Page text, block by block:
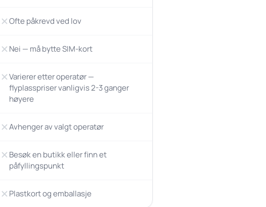
Ofte påkrevd ved lov
Nei — må bytte SIM-kort
Varierer etter operatør —
flyplasspriser vanligvis 2-3 ganger
høyere
Avhenger av valgt operatør
Besøk en butikk eller finn et
påfyllingspunkt
Plastkort og emballasje